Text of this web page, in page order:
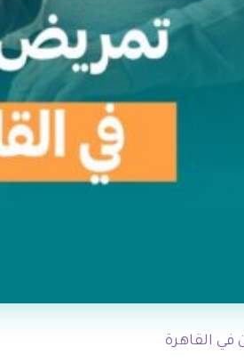
القاهرة